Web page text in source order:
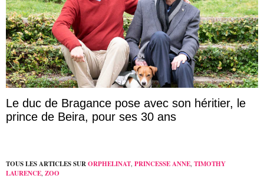
Le duc de Bragance pose avec son héritier, le
prince de Beira, pour ses 30 ans
TOUS LES ARTICLES SURORPHELINAT PRINCESSE ANNE TIMOTHY
LAURENCE ZOO